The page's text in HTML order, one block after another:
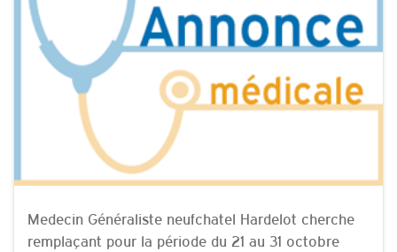
Medecin Généraliste neufchatel Hardelot cherche
remplaçant pour la période du 21 au 31 octobre